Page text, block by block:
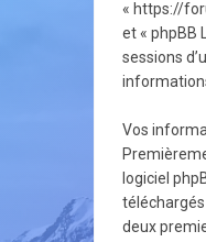
« https://
et « phpBB
sessions
Vos
logiciel
deux